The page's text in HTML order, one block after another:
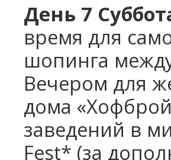
День 7
время для
шопинга
Вечером для
дома
заведений в
Fest* (за